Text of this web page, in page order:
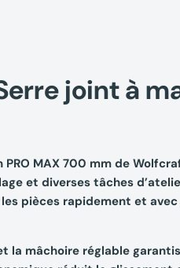
joint à
PRO MAX 700 mm de
et diverses tâches
pièces rapidement et avec
la mâchoire réglable